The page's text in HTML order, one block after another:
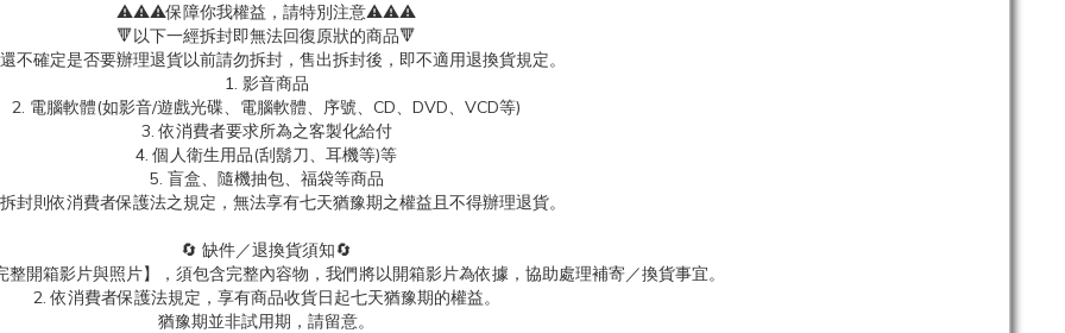
⚠️⚠️⚠️保障你我權益，請特別注意⚠️⚠️⚠️
🔻以下一經拆封即無法回復原狀的商品🔻
不確定是否要辦理退貨以前請勿拆封，售出拆封後，即不適用退換貨規定。
1. 影音商品
2. 電腦軟體(如影音/遊戲光碟、電腦軟體、序號、CD、DVD、VCD等)
3. 依消費者要求所為之客製化給付
4. 個人衛生用品(刮鬍刀、耳機等)等
5. 盲盒、隨機抽包、福袋等商品
封則依消費者保護法之規定，無法享有七天猶豫期之權益且不得辦理退貨。
🔄 缺件／退換貨須知🔄
開箱影片與照片】，須包含完整內容物，我們將以開箱影片為依據，協助處理補寄／換貨事宜。
2. 依消費者保護法規定，享有商品收貨日起七天猶豫期的權益。
猶豫期並非試用期，請留意。